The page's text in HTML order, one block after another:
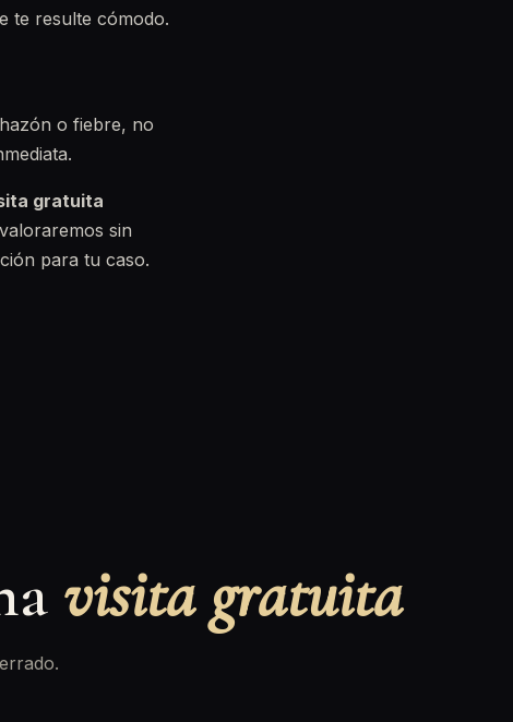
te resulte cómodo.
o fiebre, no
gratuita
sin
para tu caso.
visita gratuita